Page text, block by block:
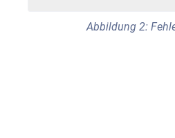
Abbildung 2: